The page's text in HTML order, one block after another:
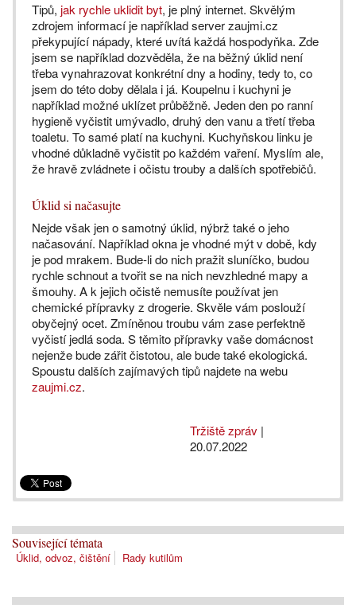
Tipů, jak rychle uklidit byt, je plný internet. Skvělým
zdrojem informací je například server zaujmi.cz
překypující nápady, které uvítá každá hospodyňka. Zde
jsem se například dozvěděla, že na běžný úklid není
třeba vynahrazovat konkrétní dny a hodiny, tedy to, co
jsem do této doby dělala i já. Koupelnu i kuchyni je
například možné uklízet průběžně. Jeden den po ranní
hygieně vyčistit umývadlo, druhý den vanu a třetí třeba
toaletu. To samé platí na kuchyni. Kuchyňskou linku je
vhodné důkladně vyčistit po každém vaření. Myslím ale,
že hravě zvládnete i očistu trouby a dalších spotřebičů.
Úklid si načasujte
Nejde však jen o samotný úklid, nýbrž také o jeho
načasování. Například okna je vhodné mýt v době, kdy
je pod mrakem. Bude-li do nich pražit sluníčko, budou
rychle schnout a tvořit se na nich nevzhledné mapy a
šmouhy. A k jejich očistě nemusíte používat jen
chemické přípravky z drogerie. Skvěle vám poslouží
obyčejný ocet. Zmíněnou troubu vám zase perfektně
vyčistí jedlá soda. S těmito přípravky vaše domácnost
nejenže bude zářit čistotou, ale bude také ekologická.
Spoustu dalších zajímavých tipů najdete na webu
zaujmi.cz.
Tržiště zpráv |
20.07.2022
Související témata
Úklid, odvoz, čištění Rady kutilům